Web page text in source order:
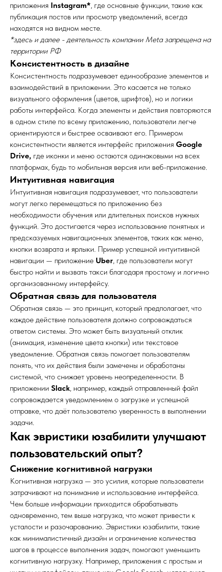
приложения Instagram*, где основные функции, такие как
публикация постов или просмотр уведомлений, всегда
находятся на видном месте.
*здесь и далее - деятельность компании Meta запрещена на
территории РФ
Консистентность в дизайне
Консистентность подразумевает единообразие элементов и
взаимодействий в приложении. Это касается не только
визуального оформления (цветов, шрифтов), но и логики
работы интерфейса. Когда элементы и действия повторяются
в одном стиле по всему приложению, пользователи легче
ориентируются и быстрее осваивают его. Примером
консистентности является интерфейс приложения Google
Drive, где иконки и меню остаются одинаковыми на всех
платформах, будь то мобильная версия или веб-приложение.
Интуитивная навигация
Интуитивная навигация подразумевает, что пользователи
могут легко перемещаться по приложению без
необходимости обучения или длительных поисков нужных
функций. Это достигается через использование понятных и
предсказуемых навигационных элементов, таких как меню,
кнопки возврата и ярлыки. Пример успешной интуитивной
навигации — приложение Uber, где пользователи могут
быстро найти и вызвать такси благодаря простому и логично
организованному интерфейсу.
Обратная связь для пользователя
Обратная связь — это принцип, который предполагает, что
каждое действие пользователя должно сопровождаться
ответом системы. Это может быть визуальный отклик
(анимация, изменение цвета кнопки) или текстовое
уведомление. Обратная связь помогает пользователям
понять, что их действия были замечены и обработаны
системой, что снижает уровень неопределенности. В
приложении Slack, например, каждый отправленный файл
сопровождается уведомлением о загрузке и успешной
отправке, что даёт пользователю уверенность в выполнении
задачи.
Как эвристики юзабилити улучшают
пользовательский опыт?
Снижение когнитивной нагрузки
Когнитивная нагрузка — это усилия, которые пользователи
затрачивают на понимание и использование интерфейса.
Чем больше информации приходится обрабатывать
одновременно, тем выше нагрузка, что может привести к
усталости и разочарованию. Эвристики юзабилити, такие
как минималистичный дизайн и ограничение количества
шагов в процессе выполнения задач, помогают уменьшить
когнитивную нагрузку. Например, приложения с простым и